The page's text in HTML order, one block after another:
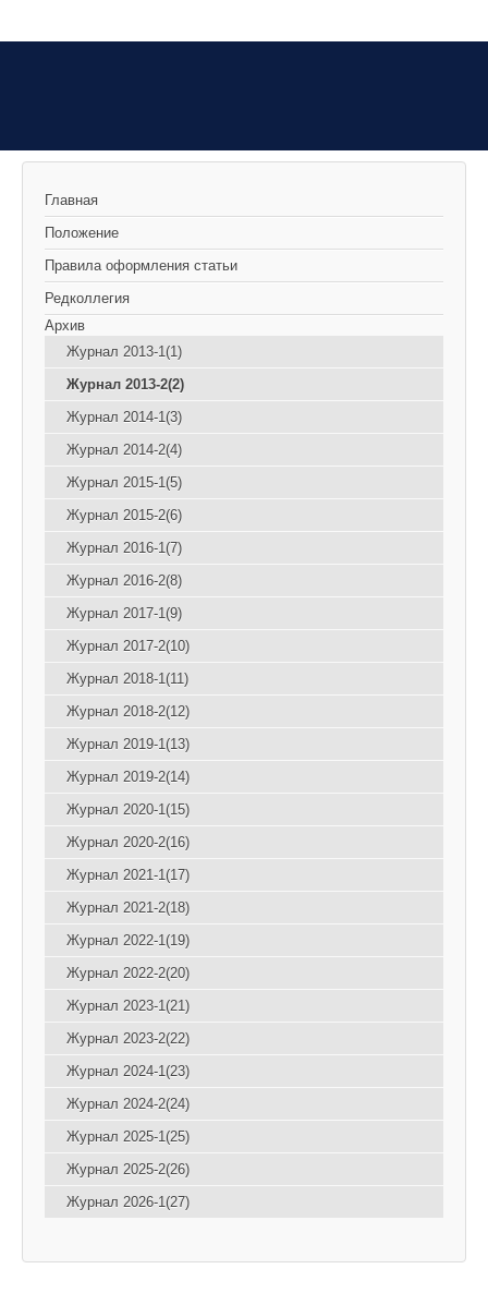
Главная
Положение
Правила оформления статьи
Редколлегия
Архив
Журнал 2013-1(1)
Журнал 2013-2(2)
Журнал 2014-1(3)
Журнал 2014-2(4)
Журнал 2015-1(5)
Журнал 2015-2(6)
Журнал 2016-1(7)
Журнал 2016-2(8)
Журнал 2017-1(9)
Журнал 2017-2(10)
Журнал 2018-1(11)
Журнал 2018-2(12)
Журнал 2019-1(13)
Журнал 2019-2(14)
Журнал 2020-1(15)
Журнал 2020-2(16)
Журнал 2021-1(17)
Журнал 2021-2(18)
Журнал 2022-1(19)
Журнал 2022-2(20)
Журнал 2023-1(21)
Журнал 2023-2(22)
Журнал 2024-1(23)
Журнал 2024-2(24)
Журнал 2025-1(25)
Журнал 2025-2(26)
Журнал 2026-1(27)